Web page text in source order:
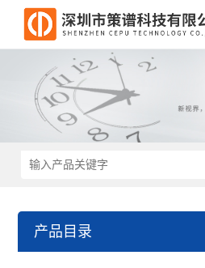
产品目录